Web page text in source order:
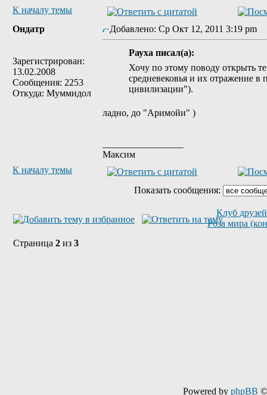
К началу темы
Ондатр
Зарегистрирован:
13.02.2008
Сообщения: 2253
Откуда: Муммидол
Добавлено: Ср Окт 12, 2011 3:19 pm
Рауха писал(а):
Хочу по этому поводу открыть
средневековья и их отражение в
цивилизации").
ладно, до "Аримойи" )
Максим
К началу темы
Показать сообщения:
Клуб
Роза мира
Страница 2 из 3
Powered by phpBB